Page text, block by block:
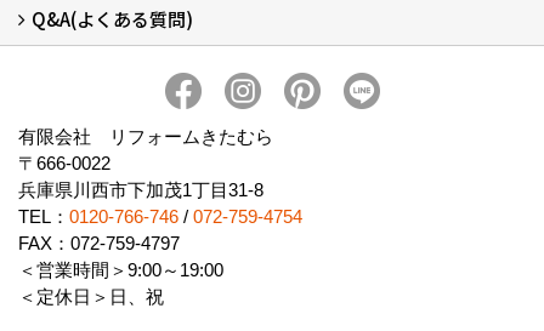
スタッフ紹介
Q&A(よくある質問)
有限会社 リフォームきたむら
〒666-0022
兵庫県川西市下加茂1丁目31-8
TEL： 0120-766-746 / 072-759-4754
FAX：072-759-4797
＜営業時間＞9:00～19:00
＜定休日＞日、祝